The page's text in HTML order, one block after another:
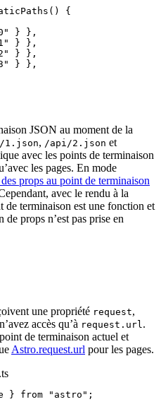
()
{
" } } ,
" } } ,
" } } ,
" } } ,
JSON au moment de la
1.json, /api/2.json et
avec les points de terminaison
les pages. En mode
props au point de terminaison
avec le rendu à la
de terminaison est une fonction et
props n’est pas prise en
une propriété request,
accès qu’à request.url .
de terminaison actuel et
Astro.request.url pour les pages.
} from " astro " ;